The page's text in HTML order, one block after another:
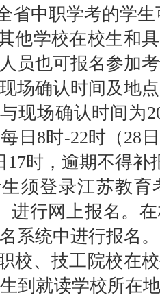
省中职学考的学
他学校在校生和
员也可报名参加
场确认时间及地点
现场确认时间为
日8时-22时（28
17时，逾期不得补
须登录江苏教
）进行网上报名。
系统中进行报名。
校、技工院校在
到就读学校所在